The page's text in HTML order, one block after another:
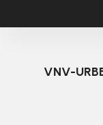
VNV-